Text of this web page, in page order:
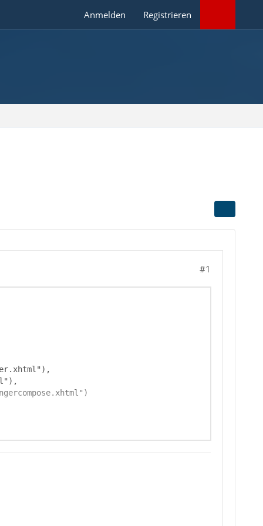
Anmelden Registrieren
#1
9hAAAB90lEQVQ4jd3
7r2teLY7av2PBDSx6gE9